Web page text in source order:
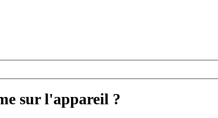
sur l'appareil ?